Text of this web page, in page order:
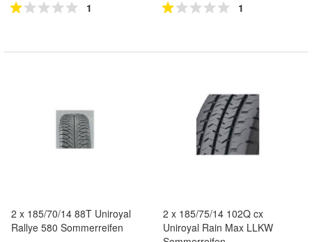
1 1
2 x 185/70/14 88T Uniroyal
Rallye 580 Sommerreifen
2 x 185/75/14 102Q cx
Uniroyal Rain Max LLKW